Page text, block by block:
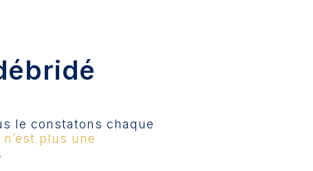
le constatons chaque
plus une